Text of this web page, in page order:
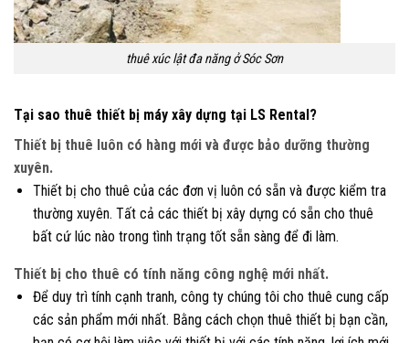
thuê xúc lật đa năng ở Sóc Sơn
Tại sao thuê thiết bị máy xây dựng tại LS Rental?
Thiết bị thuê luôn có hàng mới và được bảo dưỡng thường
xuyên.
Thiết bị cho thuê của các đơn vị luôn có sẵn và được kiểm tra
thường xuyên. Tất cả các thiết bị xây dựng có sẵn cho thuê
bất cứ lúc nào trong tình trạng tốt sẵn sàng để đi làm.
Thiết bị cho thuê có tính năng công nghệ mới nhất.
Để duy trì tính cạnh tranh, công ty chúng tôi cho thuê cung cấp
các sản phẩm mới nhất. Bằng cách chọn thuê thiết bị bạn cần,